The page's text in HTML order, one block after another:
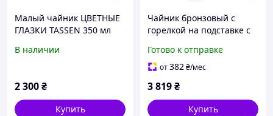
Малый чайник ЦВЕТНЫЕ
ГЛАЗКИ TASSEN 350 мл
В наличии
2 300₴
Купить
Чайник бронзовый с
горелкой на подставке с
(30,5х19х16 см)A
Готово к отправке
от382₴/мес
3 819₴
Купить